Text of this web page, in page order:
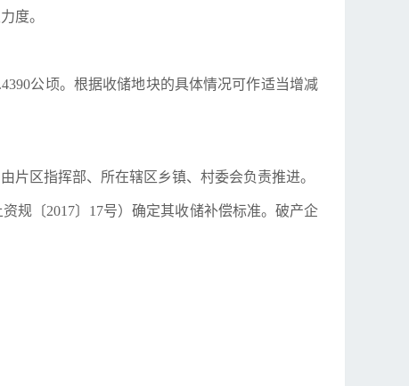
度。
公顷。根据收储地块的具体情况可作适当增减
片区指挥部、所在辖区乡镇、村委会负责推进。
规〔2017〕17号）确定其收储补偿标准。破产企